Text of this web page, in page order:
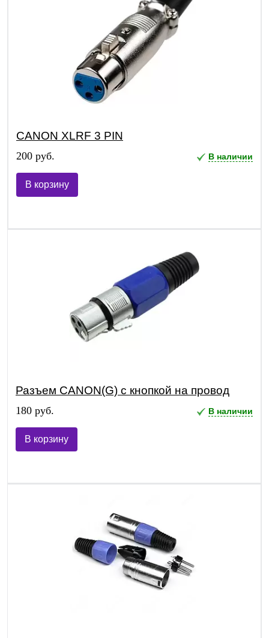
CANON XLRF 3 PIN
200 руб. В наличии
В корзину
Разъем CANON(G) с кнопкой на провод
180 руб. В наличии
В корзину